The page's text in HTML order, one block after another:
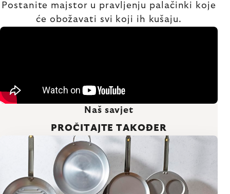
Postanite majstor u pravljenju palačinki koje
će obožavati svi koji ih kušaju.
Naš savjet
PROČITAJTE TAKOĐER